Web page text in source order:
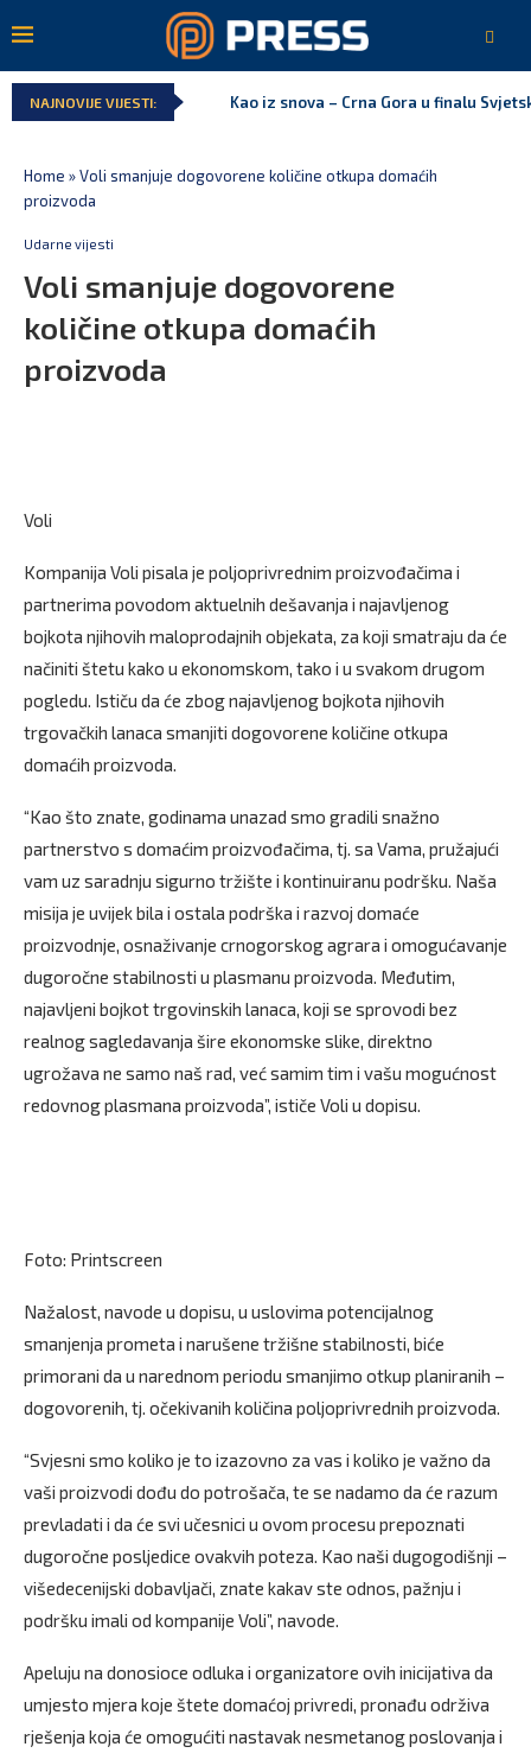
NAJNOVIJE VIJESTI: Kao iz snova – Crna Gora u finalu
Home »Voli smanjuje dogovorene količine otkupa domaćih
proizvoda
Udarne vijesti
Voli smanjuje dogovorene
količine otkupa domaćih
proizvoda
Voli
Kompanija Voli pisala je poljoprivrednim proizvođačima i
partnerima povodom aktuelnih dešavanja i najavljenog
bojkota njihovih maloprodajnih objekata, za koji smatraju da će
načiniti štetu kako u ekonomskom, tako i u svakom drugom
pogledu. Ističu da će zbog najavljenog bojkota njihovih
trgovačkih lanaca smanjiti dogovorene količine otkupa
domaćih proizvoda.
“Kao što znate, godinama unazad smo gradili snažno
partnerstvo s domaćim proizvođačima, tj. sa Vama, pružajući
vam uz saradnju sigurno tržište i kontinuiranu podršku. Naša
misija je uvijek bila i ostala podrška i razvoj domaće
proizvodnje, osnaživanje crnogorskog agrara i omogućavanje
dugoročne stabilnosti u plasmanu proizvoda. Međutim,
najavljeni bojkot trgovinskih lanaca, koji se sprovodi bez
realnog sagledavanja šire ekonomske slike, direktno
ugrožava ne samo naš rad, već samim tim i vašu mogućnost
redovnog plasmana proizvoda”, ističe Voli u dopisu.
Foto: Printscreen
Nažalost, navode u dopisu, u uslovima potencijalnog
smanjenja prometa i narušene tržišne stabilnosti, biće
primorani da u narednom periodu smanjimo otkup planiranih –
dogovorenih, tj. očekivanih količina poljoprivrednih proizvoda.
“Svjesni smo koliko je to izazovno za vas i koliko je važno da
vaši proizvodi dođu do potrošača, te se nadamo da će razum
prevladati i da će svi učesnici u ovom procesu prepoznati
dugoročne posljedice ovakvih poteza. Kao naši dugogodišnji –
višedecenijski dobavljači, znate kakav ste odnos, pažnju i
podršku imali od kompanije Voli”, navode.
Apeluju na donosioce odluka i organizatore ovih inicijativa da
umjesto mjera koje štete domaćoj privredi, pronađu održiva
rješenja koja će omogućiti nastavak nesmetanog poslovanja i